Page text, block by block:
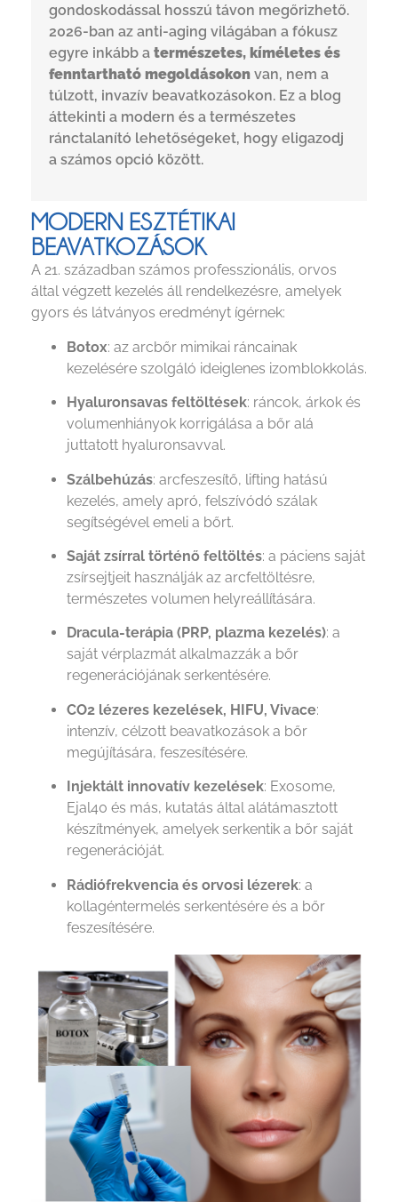
gondoskodással hosszú távon megőrizhető.
2026-ban az anti-aging világában a fókusz
egyre inkább a természetes, kíméletes és
fenntartható megoldásokon van, nem a
túlzott, invazív beavatkozásokon. Ez a blog
áttekinti a modern és a természetes
ránctalanító lehetőségeket, hogy eligazodj
a számos opció között.
MODERN ESZTÉTIKAI
BEAVATKOZÁSOK
A 21. században számos professzionális, orvos
által végzett kezelés áll rendelkezésre, amelyek
gyors és látványos eredményt ígérnek:
Botox: az arcbőr mimikai ráncainak
kezelésére szolgáló ideiglenes izomblokkolás.
Hyaluronsavas feltöltések: ráncok, árkok és
volumenhiányok korrigálása a bőr alá
juttatott hyaluronsavval.
Szálbehúzás: arcfeszesítő, lifting hatású
kezelés, amely apró, felszívódó szálak
segítségével emeli a bőrt.
Saját zsírral történő feltöltés: a páciens saját
zsírsejtjeit használják az arcfeltöltésre,
természetes volumen helyreállítására.
Dracula-terápia (PRP, plazma kezelés): a
saját vérplazmát alkalmazzák a bőr
regenerációjának serkentésére.
CO2 lézeres kezelések, HIFU, Vivace:
intenzív, célzott beavatkozások a bőr
megújítására, feszesítésére.
Injektált innovatív kezelések: Exosome,
Ejal40 és más, kutatás által alátámasztott
készítmények, amelyek serkentik a bőr saját
regenerációját.
Rádiófrekvencia és orvosi lézerek: a
kollagéntermelés serkentésére és a bőr
feszesítésére.